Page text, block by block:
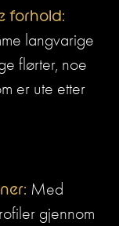
langvarige
flørter, noe
er ute etter
Med
gjennom